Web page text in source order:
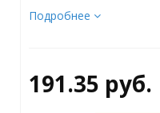
Подробнее
191.35 руб.